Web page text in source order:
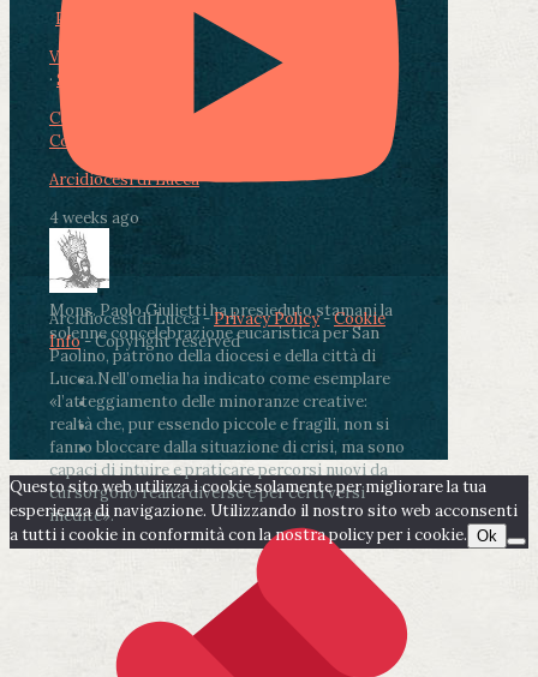
Photo
View on Facebook
· Share
Condividi su Facebook
Condividi su LinkedIn
Arcidiocesi di Lucca
4 weeks ago
Mons. Paolo Giulietti ha presieduto stamani la
solenne concelebrazione eucaristica per San
Paolino, patrono della diocesi e della città di
Lucca.Nell’omelia ha indicato come esemplare
«l’atteggiamento delle minoranze creative:
realtà che, pur essendo piccole e fragili, non si
fanno bloccare dalla situazione di crisi, ma sono
capaci di intuire e praticare percorsi nuovi da
cui sorgono realtà diverse e per certi versi
inedite».
Arcidiocesi di Lucca -Privacy Policy-Cookie
Info- Copyright reserved
Questo sito web utilizza i cookie solamente per migliorare la tua
esperienza di navigazione. Utilizzando il nostro sito web acconsenti
a tutti i cookie in conformità con la nostra policy per i cookie. Ok